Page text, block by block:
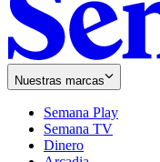
Nuestras marcas
Semana Play
Semana TV
Dinero